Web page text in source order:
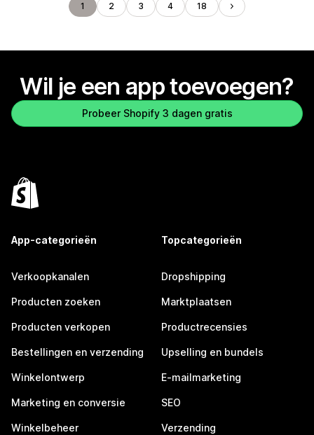
1 2 3 4 18
Wil je een app toevoegen?
Probeer Shopify 3 dagen gratis
App-categorieën
Verkoopkanalen
Producten zoeken
Producten verkopen
Bestellingen en verzending
Winkelontwerp
Marketing en conversie
Winkelbeheer
Topcategorieën
Dropshipping
Marktplaatsen
Productrecensies
Upselling en bundels
E-mailmarketing
SEO
Verzending